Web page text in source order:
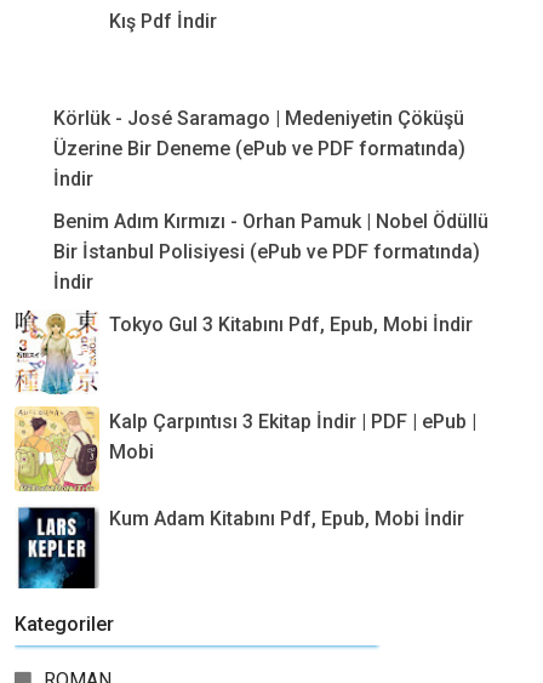
Kış Pdf İndir
Körlük - José Saramago | Medeniyetin Çöküşü
Üzerine Bir Deneme (ePub ve PDF formatında)
İndir
Benim Adım Kırmızı - Orhan Pamuk | Nobel Ödüllü
Bir İstanbul Polisiyesi (ePub ve PDF formatında)
İndir
Tokyo Gul 3 Kitabını Pdf, Epub, Mobi İndir
Kalp Çarpıntısı 3 Ekitap İndir | PDF | ePub |
Mobi
Kum Adam Kitabını Pdf, Epub, Mobi İndir
Kategoriler